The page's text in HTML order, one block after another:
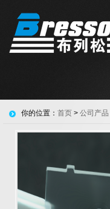
你的位置： 首页 > 公司产品